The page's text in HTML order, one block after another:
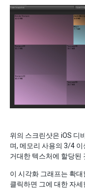
위의 스크린샷은 iOS 디
며, 메모리 사용의 3/4
거대한 텍스처에 할당된
이 시각화 그래프는 확
클릭하면 그에 대한 자